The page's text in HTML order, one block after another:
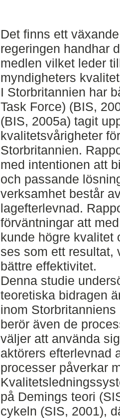
Det finns ett
regeringen handhar
medlen vilket leder
myndigheters
I Storbritannien har
Task Force) (BIS,
(BIS, 2005a) tagit
kvalitetsvårigheter
Storbritannien.
med intentionen att
och passande
verksamhet består
lagefterlevnad.
förväntningar att
kunde högre kvalitet
ses som ett resultat,
bättre effektivitet.
Denna studie
teoretiska bidragen
inom
berör även de
väljer att använda
aktörers efterlevnad
processer påverkar
på Demings teori
cykeln (SIS, 2001),